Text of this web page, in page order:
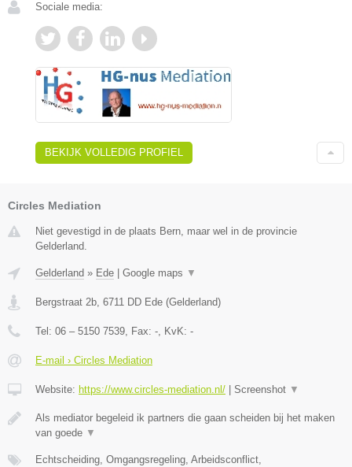
Sociale media:
BEKIJK VOLLEDIG PROFIEL
Circles Mediation
Niet gevestigd in de plaats Bern, maar wel in de provincie
Gelderland.
Gelderland » Ede Google maps ▼
Bergstraat 2b, 6711 DD Ede (Gelderland)
Tel: 06 – 5150 7539, Fax: -, KvK: -
E-mail › Circles Mediation
Website: https://www.circles-mediation.nl/ Screenshot ▼
Als mediator begeleid ik partners die gaan scheiden bij het maken
van goede ▼
Echtscheiding, Omgangsregeling, Arbeidsconflict,